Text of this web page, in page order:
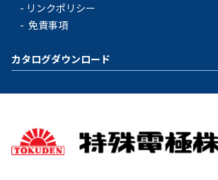
リンクポリシー
免責事項
カタログダウンロード